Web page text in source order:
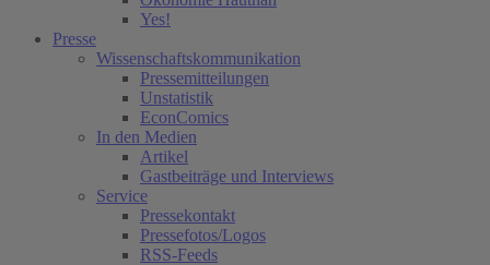
Yes!
Presse
Wissenschaftskommunikation
Pressemitteilungen
Unstatistik
EconComics
In den Medien
Artikel
Gastbeiträge und Interviews
Service
Pressekontakt
Pressefotos/Logos
RSS-Feeds